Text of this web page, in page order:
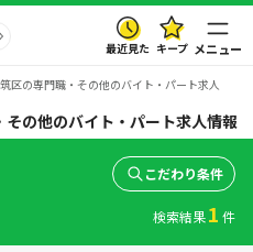
最近見た キープ メニュー
区の専門職・その他のバイト・パート求人
の他のバイト・パート求人情報
こだわり条件
検索結果1 件